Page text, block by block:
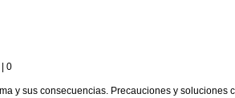
0
y sus consecuencias. Precauciones y soluciones